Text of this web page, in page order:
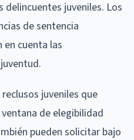
juveniles. Los
de sentencia
cuenta las
reclusos juveniles que
de elegibilidad
pueden solicitar bajo